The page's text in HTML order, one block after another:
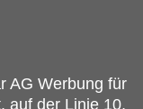
AG Werbung für
auf der Linie 10,